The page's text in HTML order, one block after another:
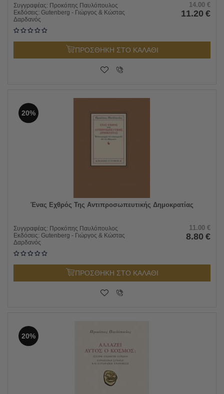
Συγγραφέας: Προκόπης Παυλόπουλος
Εκδόσεις: Gutenberg - Γιώργος & Κώστας
Δαρδανός
14.00 €
11.20 €
ΠΡΟΣΘΗΚΗ ΣΤΟ ΚΑΛΑΘΙ
20%
Ένας Εχθρός Της Αντιπροσωπευτικής Δημοκρατίας
Συγγραφέας: Προκόπης Παυλόπουλος
Εκδόσεις: Gutenberg - Γιώργος & Κώστας
Δαρδανός
11.00 €
8.80 €
ΠΡΟΣΘΗΚΗ ΣΤΟ ΚΑΛΑΘΙ
20%